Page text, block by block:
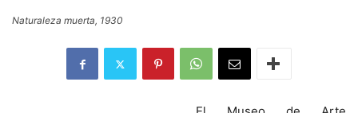
Naturaleza muerta, 1930